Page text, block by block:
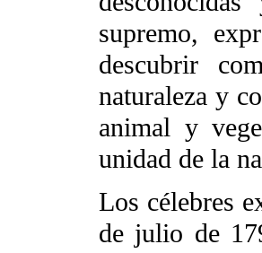
supremo,
descubrir
naturaleza y
animal y
unidad de la
Los célebres
de julio de